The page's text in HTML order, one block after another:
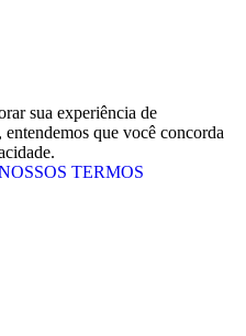
sua experiência de
que você concorda
TERMOS